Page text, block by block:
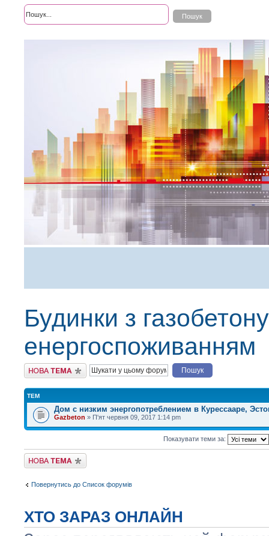
Будинки з
енергоспоживанням
Створити нову тему
ТЕМ
Дом с низким энергопотреблением в Курессааре,
Gazbeton » П'ят червня 09, 2017 1:14 pm
Показувати теми за:
Створити нову тему
Повернутись до Список форумів
ХТО ЗАРАЗ ОНЛАЙН